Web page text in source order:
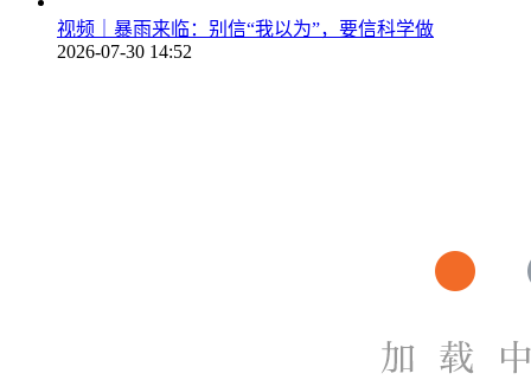
视频｜暴雨来临：别信“我以为”，要信科学做
2026-07-30 14:52